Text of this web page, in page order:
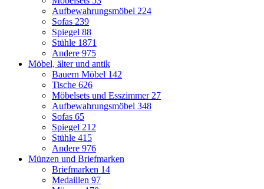
Aufbewahrungsmöbel 224
Sofas 239
Spiegel 88
Stühle 1871
Andere 975
Möbel, älter und antik
Bauern Möbel 142
Tische 626
Möbelsets und Esszimmer 27
Aufbewahrungsmöbel 348
Sofas 65
Spiegel 212
Stühle 415
Andere 976
Münzen und Briefmarken
Briefmarken 14
Medaillen 97